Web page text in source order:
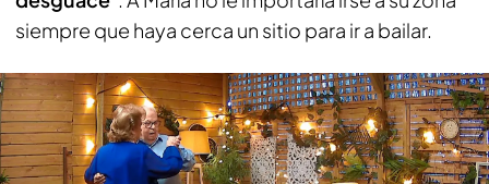
siempre que haya cerca un sitio para ir a bailar.